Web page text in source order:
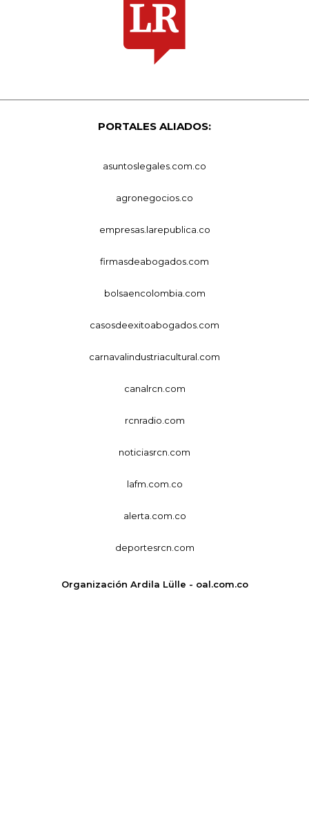
PORTALES ALIADOS:
asuntoslegales.com.co
agronegocios.co
empresas.larepublica.co
firmasdeabogados.com
bolsaencolombia.com
casosdeexitoabogados.com
carnavalindustriacultural.com
canalrcn.com
rcnradio.com
noticiasrcn.com
lafm.com.co
alerta.com.co
deportesrcn.com
Organización Ardila Lülle - oal.com.co